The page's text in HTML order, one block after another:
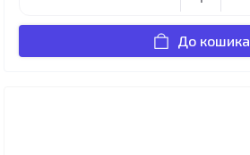
До кошика